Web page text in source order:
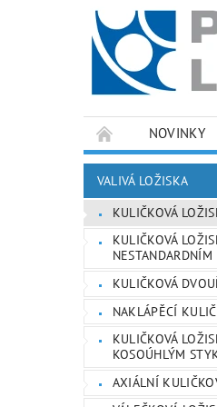
NOVINKY
PODMÍNKY
VALIVÁ LOŽISKA
KULIČKOVÁ
KULIČKOVÁ
NESTANDARDNÍM
KULIČKOVÁ
NAKLÁPĚCÍ
KULIČKOVÁ
KOSOÚHLÝM
AXIÁLNÍ